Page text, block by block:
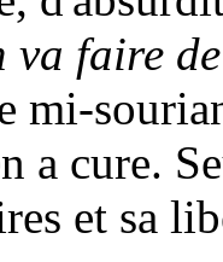
va faire
mi-
a cure.
et sa